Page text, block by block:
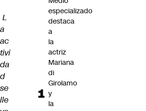
L
a
ac
tivi
da
d
se
lle
especializado
destaca
a
la
actriz
Mariana
di
Girolamo
y
la